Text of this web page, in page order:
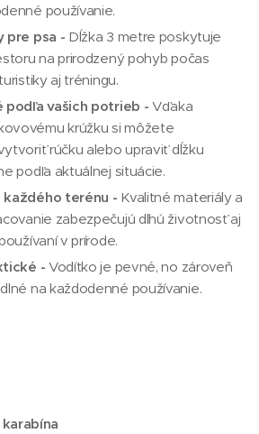
používanie.
pre psa - Dĺžka 3 metre poskytuje
na prirodzený pohyb počas
aj tréningu.
podľa vašich potrieb -Vďaka
krúžku si môžete
rúčku alebo upraviť dĺžku
podľa aktuálnej situácie.
každého terénu - Kvalitné materiály a
zabezpečujú dlhú životnosť aj
v prírode.
- Vodítko je pevné, no zároveň
na každodenné používanie.